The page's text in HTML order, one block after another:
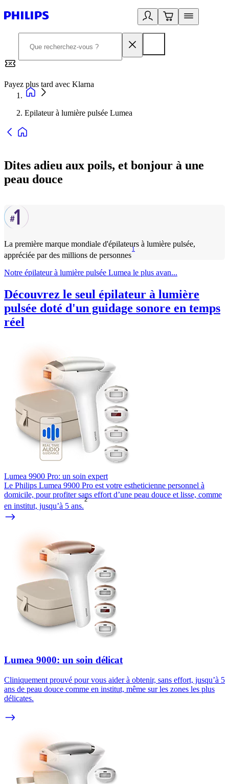
Payez plus tard avec Klarna
Epilateur à lumière pulsée Lumea
Dites adieu aux poils, et bonjour à une
peau douce
La première marque mondiale d'épilateurs à lumière pulsée,
appréciée par des millions de personnes
1
Notre épilateur à lumière pulsée Lumea le plus avan...
Découvrez le seul épilateur à lumière
pulsée doté d'un guidage sonore en temps
réel
Lumea 9900 Pro: un soin expert
Le Philips Lumea 9900 Pro est votre estheticienne personnel à
domicile, pour profiter sans effort d’une peau douce et lisse, comme
en institut, jusqu’à 5 ans.
2
Lumea 9000: un soin délicat
Cliniquement prouvé pour vous aider à obtenir, sans effort, jusqu’à 5
ans de peau douce comme en institut, même sur les zones les plus
délicates.